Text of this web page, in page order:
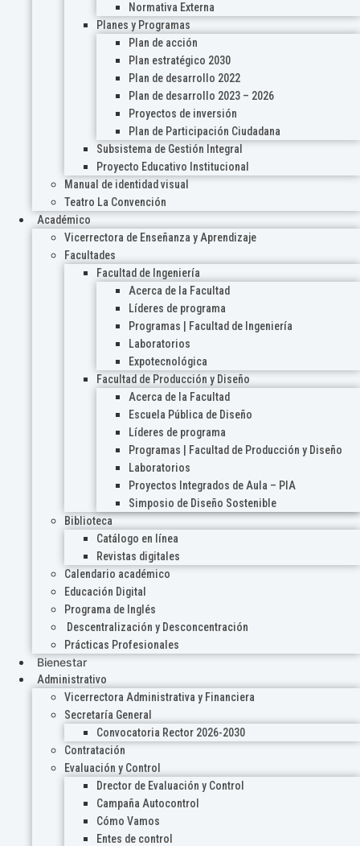
Normativa Externa
Planes y Programas
Plan de acción
Plan estratégico 2030
Plan de desarrollo 2022
Plan de desarrollo 2023 – 2026
Proyectos de inversión
Plan de Participación Ciudadana
Subsistema de Gestión Integral
Proyecto Educativo Institucional
Manual de identidad visual
Teatro La Convención
Académico
Vicerrectora de Enseñanza y Aprendizaje
Facultades
Facultad de Ingeniería
Acerca de la Facultad
Líderes de programa
Programas | Facultad de Ingeniería
Laboratorios
Expotecnológica
Facultad de Producción y Diseño
Acerca de la Facultad
Escuela Pública de Diseño
Líderes de programa
Programas | Facultad de Producción y Diseño
Laboratorios
Proyectos Integrados de Aula – PIA
Simposio de Diseño Sostenible
Biblioteca
Catálogo en línea
Revistas digitales
Calendario académico
Educación Digital
Programa de Inglés
Descentralización y Desconcentración
Prácticas Profesionales
Bienestar
Administrativo
Vicerrectora Administrativa y Financiera
Secretaría General
Convocatoria Rector 2026-2030
Contratación
Evaluación y Control
Drector de Evaluación y Control
Campaña Autocontrol
Cómo Vamos
Entes de control